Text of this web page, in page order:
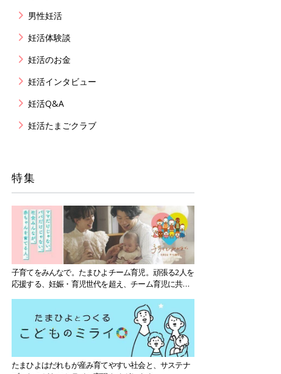
男性妊活
妊活体験談
妊活のお金
妊活インタビュー
妊活Q&A
妊活たまごクラブ
特集
子育てをみんなで。たまひよチーム育児。頑張る2人を
応援する、妊娠・育児世代を超え、チーム育児に共感
たまひよはだれもが産み育てやすい社会と、サステナ